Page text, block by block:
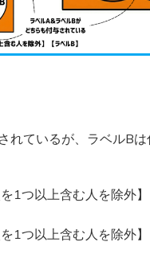
れているが、ラベルB
1つ以上含む人を除外】
1つ以上含む人を除外】